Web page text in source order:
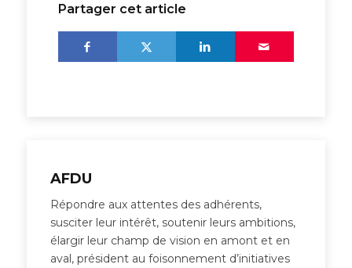
Partager cet article
AFDU
Répondre aux attentes des adhérents,
susciter leur intérêt, soutenir leurs ambitions,
élargir leur champ de vision en amont et en
aval, président au foisonnement d’initiatives